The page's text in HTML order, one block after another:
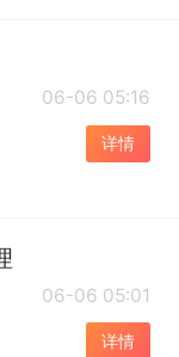
06-06 05:16
详情
06-06 05:01
详情